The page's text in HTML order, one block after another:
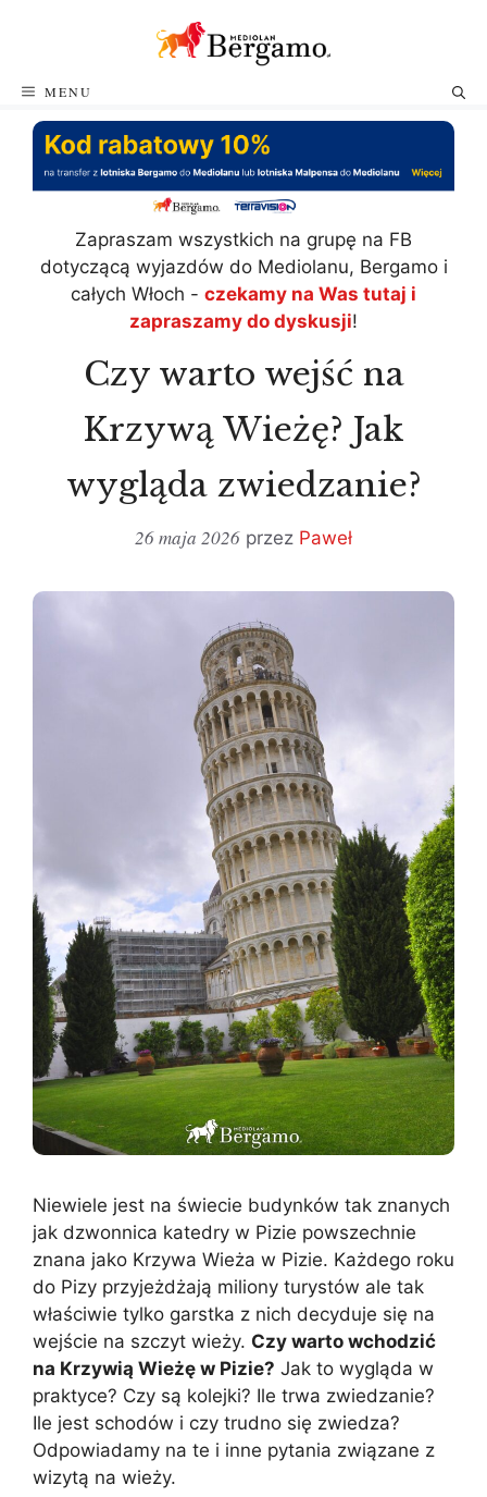
MENU
Zapraszam wszystkich na grupę na FB
dotyczącą wyjazdów do Mediolanu, Bergamo i
całych Włoch - czekamy na Was tutaj i
zapraszamy do dyskusji!
Czy warto wejść na
Krzywą Wieżę? Jak
wygląda zwiedzanie?
26 maja 2026 przez Paweł
Niewiele jest na świecie budynków tak znanych
jak dzwonnica katedry w Pizie powszechnie
znana jako Krzywa Wieża w Pizie. Każdego roku
do Pizy przyjeżdżają miliony turystów ale tak
właściwie tylko garstka z nich decyduje się na
wejście na szczyt wieży. Czy warto wchodzić
na Krzywią Wieżę w Pizie? Jak to wygląda w
praktyce? Czy są kolejki? Ile trwa zwiedzanie?
Ile jest schodów i czy trudno się zwiedza?
Odpowiadamy na te i inne pytania związane z
wizytą na wieży.